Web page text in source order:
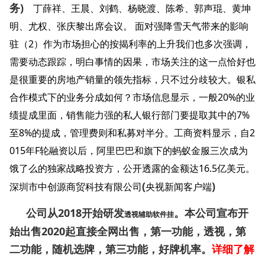
务)
丁薛祥、王晨、刘鹤、杨晓渡、陈希、郭声琨、黄坤
明、尤权、张庆黎出席会议。 面对强降雪天气带来的影响
驻（2）作为市场担心的按揭利率的上升我们也多次强调，
需要动态跟踪，明白事情的因果，市场关注的这一点恰好也
是很重要的房地产销量的领先指标，只不过分歧较大。银私
合作模式下的业务分成如何？市场信息显示，一般20%的业
绩提成里面，销售能力强的私人银行部门要提取其中的7%
至8%的提成，管理费则和私募对半分。工商资料显示，自2
015年F轮融资以后，阿里巴巴和旗下的蚂蚁金服三次成为
饿了么的独家战略投资方，公开透露的金额达16.5亿美元。
深圳市中创源商贸科技有限公司(央视新闻客户端)
公司从2018开始研发透视辅助软件挂。本公司宣布开
始出售2020起直接全网出售，第一功能，透视，第
二功能，随机选牌，第三功能，好牌机率。 详细了解